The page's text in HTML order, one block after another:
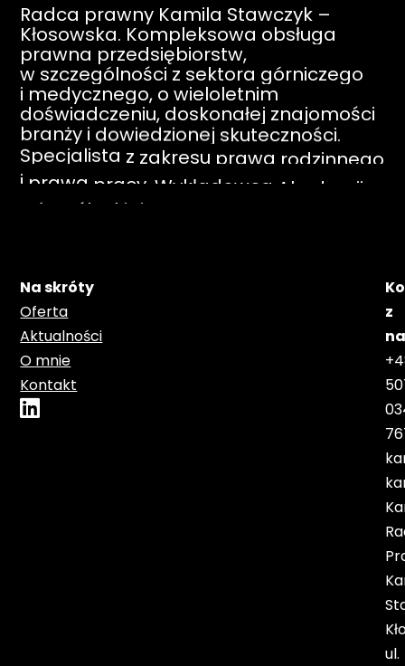
Na skróty
Oferta
Aktualności
O mnie
Kontakt
z
ul.
Radca prawny Kamila Stawczyk –
Kłosowska. Kompleksowa obsługa
prawna przedsiębiorstw,
w szczególności z sektora górniczego
i medycznego, o wieloletnim
doświadczeniu, doskonałej znajomości
branży i dowiedzionej skuteczności.
Specjalista z zakresu prawa rodzinnego
i prawa pracy. Wykładowca Akademii
Górnośląskiej